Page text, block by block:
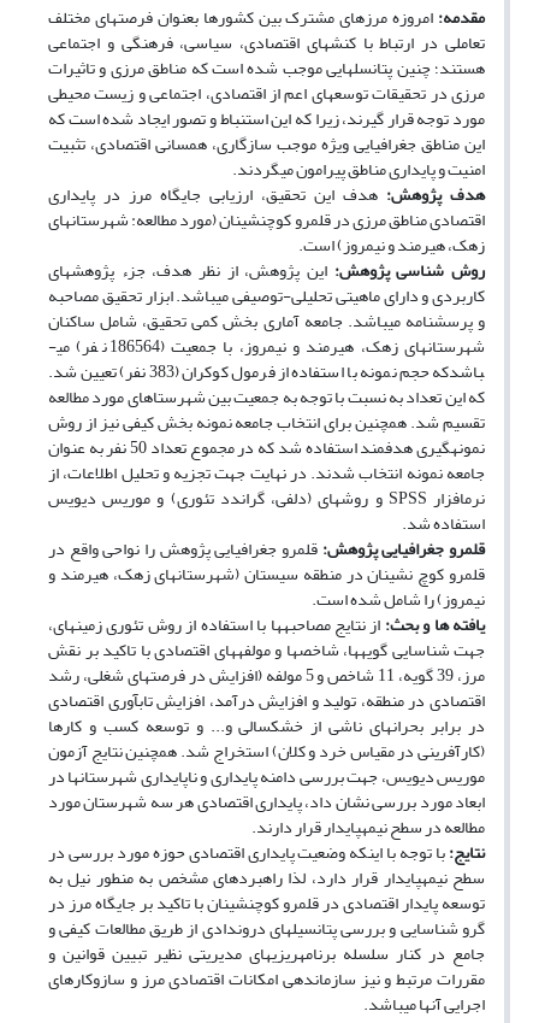
مقدمه:امروزه مرزهای مشترک بین کشورها بعنوان فرصت­های مختلف
تعاملی در ارتباط با کنش­های اقتصادی، سیاسی، فرهنگی و اجتماعی
هستند؛ چنین پتانسل­هایی موجب شده است که مناطق مرزی و تاثیرات
مرزی در تحقیقات توسعه­ای اعم از اقتصادی، اجتماعی و زیست محیطی
مورد توجه قرار گیرند، زیرا که این استنباط و تصور ایجاد شده است که
این مناطق جغرافیایی ویژه موجب سازگاری، همسانی اقتصادی، تثبیت
امنیت و پایداری مناطق پیرامون می­گردند.
هدف پژوهش: هدف این تحقیق، ارزیابی جایگاه مرز در پایداری
اقتصادی مناطق مرزی در قلمرو کوچ­نشینان (مورد مطالعه: شهرستان­های
زهک، هیرمند و نیمروز) است.
روش ­شناسی پژوهش: این پژوهش، از نظر هدف، جزء پژوهش‎های
کاربردی و دارای ماهیتی تحلیلی-توصیفی می­باشد. ابزار تحقیق مصاحبه
و پرسشنامه می­باشد. جامعه آماری بخش کمی تحقیق، شامل ساکنان
شهرستان­های زهک، هیرمند و نیمروز، با جمعیت (186564 نفر) می­
باشدکه حجم نمونه با استفاده از فرمول کوکران (383 نفر) تعیین شد.
که این تعداد به نسبت با توجه به جمعیت بین شهرستا­های مورد مطالعه
تقسیم شد. همچنین برای انتخاب جامعه نمونه بخش کیفی نیز از روش
نمونه‏گیری هدفمند استفاده شد که در مجموع تعداد 50 نفر به عنوان
جامعه نمونه انتخاب شدند. در نهایت جهت تجزیه و تحلیل اطلاعات، از
نرم­افزار SPSS و روش­های (دلفی، گراندد تئوری) و موریس دیویس
استفاده شد.
قلمرو جغرافیایی پژوهش:قلمرو جغرافیایی پژوهش را نواحی واقع در
قلمرو کوچ نشینان در منطقه سیستان (شهرستان­های زهک، هیرمند و
نیمروز) را شامل شده است.
یافته ­ها و بحث:از نتایج مصاحبه­ها با استفاده از روش تئوری زمینه­ای،
جهت شناسایی گویه­ها، شاخص­ها و مولفه­های اقتصادی با تاکید بر نقش
مرز، 39 گویه، 11 شاخص و 5 مولفه (افزایش در فرصت‏های شغلی، رشد
اقتصادی در منطقه، تولید و افزایش درآمد، افزایش تاب­آوری اقتصادی
در برابر بحران­های ناشی از خشکسالی و... و توسعه کسب و کارها
(کارآفرینی در مقیاس خرد و کلان) استخراج شد. همچنین نتایج آزمون
موریس دیویس، جهت بررسی دامنه پایداری و ناپایداری شهرستان­ها در
ابعاد مورد بررسی نشان داد، پایداری اقتصادی هر سه شهرستان­ مورد
مطالعه در سطح نیمه­پایدار قرار دارند.
نتایج:با توجه با اینکه وضعیت پایداری اقتصادیحوزه مورد بررسی در
سطح نیمه­پایدار قرار دارد، لذا راهبردهای مشخص به منطور نیل به
توسعه پایدار اقتصادی در قلمرو کوچ­نشینان با تاکید بر جایگاه مرز در
گرو شناسایی و بررسی پتانسیل­های دروندادی از طریق مطالعات کیفی و
جامع در کنار سلسله برنامه­ریزی­های مدیریتی نظیر تبیین قوانین و
مقررات مرتبط و نیز سازماندهی امکانات اقتصادی مرز و سازوکارهای
اجرایی آنها می­باشد.